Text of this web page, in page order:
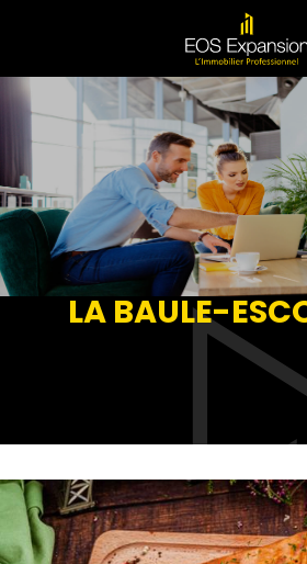
NAVIGATION
LA BAULE-